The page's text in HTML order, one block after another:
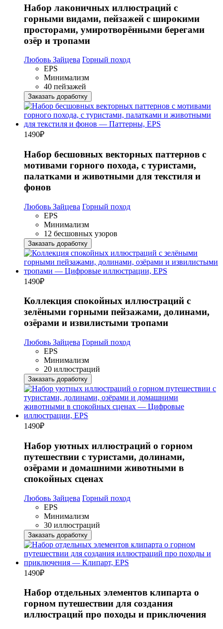
Набор лаконичных иллюстраций с
горными видами, пейзажей с широкими
просторами, умиротворёнными берегами
озёр и тропами
Любовь Зайцева Горный поход
EPS
Минимализм
40 пейзажей
Заказать доработку
1490₽
Набор бесшовных векторных паттернов с
мотивами горного похода, с туристами,
палатками и животными для текстиля и
фонов
Любовь Зайцева Горный поход
EPS
Минимализм
12 бесшовных узоров
Заказать доработку
1490₽
Коллекция спокойных иллюстраций с
зелёными горными пейзажами, долинами,
озёрами и извилистыми тропами
Любовь Зайцева Горный поход
EPS
Минимализм
20 иллюстраций
Заказать доработку
1490₽
Набор уютных иллюстраций о горном
путешествии с туристами, долинами,
озёрами и домашними животными в
спокойных сценах
Любовь Зайцева Горный поход
EPS
Минимализм
30 иллюстраций
Заказать доработку
1490₽
Набор отдельных элементов клипарта о
горном путешествии для создания
иллюстраций про походы и приключения